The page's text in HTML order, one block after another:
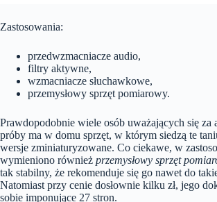
Zastosowania:
przedwzmacniacze audio,
filtry aktywne,
wzmacniacze słuchawkowe,
przemysłowy sprzęt pomiarowy.
Prawdopodobnie wiele osób uważających się
próby ma w domu sprzęt, w którym siedzą te
wersje zminiaturyzowane. Co ciekawe, w
wymieniono również przemysłowy sprzęt
tak stabilny, że rekomenduje się go nawet do
Natomiast przy cenie dosłownie kilku zł, jego
sobie imponujące 27 stron.